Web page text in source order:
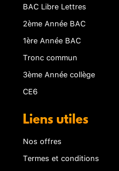
BAC Libre Lettres
2ème Année BAC
1ère Année BAC
Tronc commun
3ème Année collège
CE6
Liens utiles
Nos offres
Termes et conditions